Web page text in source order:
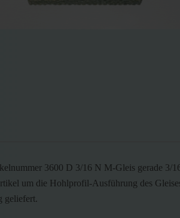
3600 D 3/16 N M-Gleis gerade 3/
um die Hohlprofil-Ausführung des
geliefert.